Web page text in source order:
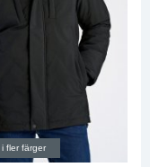
i fler färger